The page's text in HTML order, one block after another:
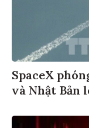
SpaceX
và Nhật Bản